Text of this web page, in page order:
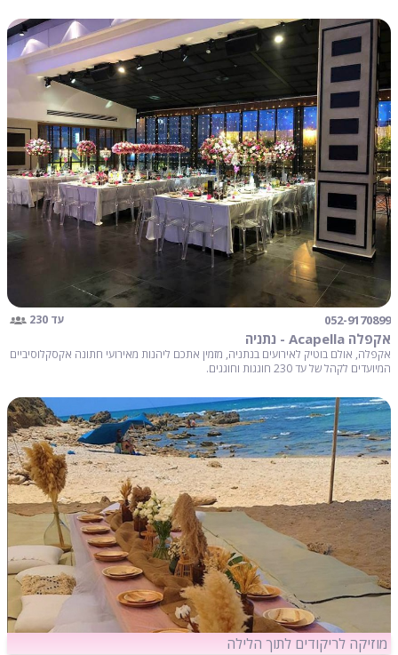
052-9170899 עד 230
אקפלה Acapella - נתניה
אקפלה, אולם בוטיק לאירועים בנתניה, מזמין אתכם ליהנות מאירועי חתונה אקסקלוסיביים
המיועדים לקהל של עד 230 חוגגות וחוגגים.
מוזיקה לריקודים לתוך הלילה